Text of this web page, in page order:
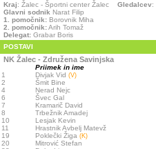
Kraj: Žalec - Športni center Žalec Gledalcev:
Glavni sodnik Narat Filip
1. pomočnik: Borovnik Miha
2. pomočnik:Arih Tomaž
Delegat: Grabar Boris
POSTAVI
NK Žalec - Združena Savinjska
Priimek in ime
1
Divjak Vid (V)
2
Šmit Bine
4
Nerad Nejc
6
Švec Gal
7
Kramarič David
8
Trbežnik Amadej
10
Lesjak Kevin
11
Hrastnik Avbelj Matevž
19
Poklečki Žiga (K)
20
Mitrović Stefan